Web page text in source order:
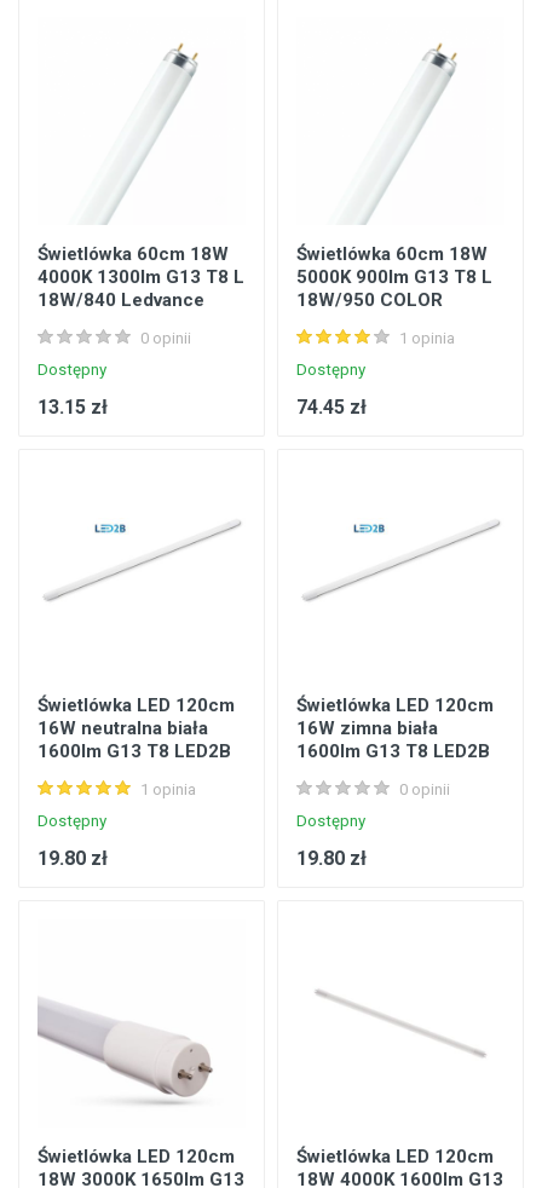
Świetlówka 60cm 18W
4000K 1300lm G13 T8 L
18W/840 Ledvance
0 opinii
Dostępny
13.15 zł
Świetlówka 60cm 18W
5000K 900lm G13 T8 L
18W/950 COLOR
4008321423023
1 opinia
Dostępny
74.45 zł
Świetlówka LED 120cm
16W neutralna biała
1600lm G13 T8 LED2B
1 opinia
Dostępny
19.80 zł
Świetlówka LED 120cm
16W zimna biała
1600lm G13 T8 LED2B
0 opinii
Dostępny
19.80 zł
Świetlówka LED 120cm
18W 3000K 1650lm G13
Świetlówka LED 120cm
18W 4000K 1600lm G13